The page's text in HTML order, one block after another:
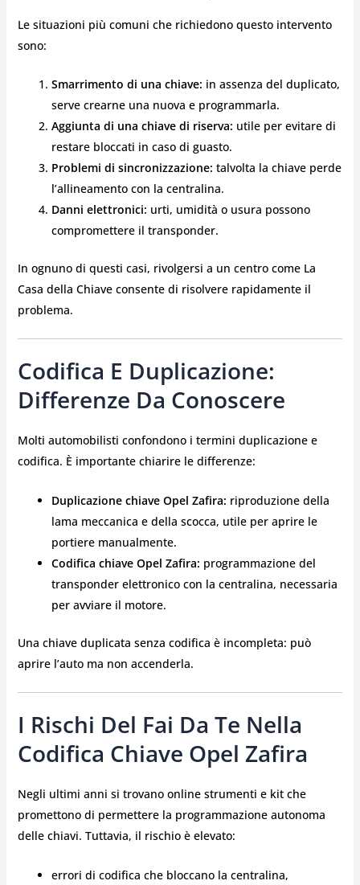
Le situazioni più comuni che richiedono questo intervento
sono:
Smarrimento di una chiave: in assenza del duplicato,
serve crearne una nuova e programmarla.
Aggiunta di una chiave di riserva: utile per evitare di
restare bloccati in caso di guasto.
Problemi di sincronizzazione: talvolta la chiave perde
l’allineamento con la centralina.
Danni elettronici: urti, umidità o usura possono
compromettere il transponder.
In ognuno di questi casi, rivolgersi a un centro come La
Casa della Chiave consente di risolvere rapidamente il
problema.
Codifica E Duplicazione:
Differenze Da Conoscere
Molti automobilisti confondono i termini duplicazione e
codifica. È importante chiarire le differenze:
Duplicazione chiave Opel Zafira: riproduzione della
lama meccanica e della scocca, utile per aprire le
portiere manualmente.
Codifica chiave Opel Zafira: programmazione del
transponder elettronico con la centralina, necessaria
per avviare il motore.
Una chiave duplicata senza codifica è incompleta: può
aprire l’auto ma non accenderla.
I Rischi Del Fai Da Te Nella
Codifica Chiave Opel Zafira
Negli ultimi anni si trovano online strumenti e kit che
promettono di permettere la programmazione autonoma
delle chiavi. Tuttavia, il rischio è elevato:
errori di codifica che bloccano la centralina,